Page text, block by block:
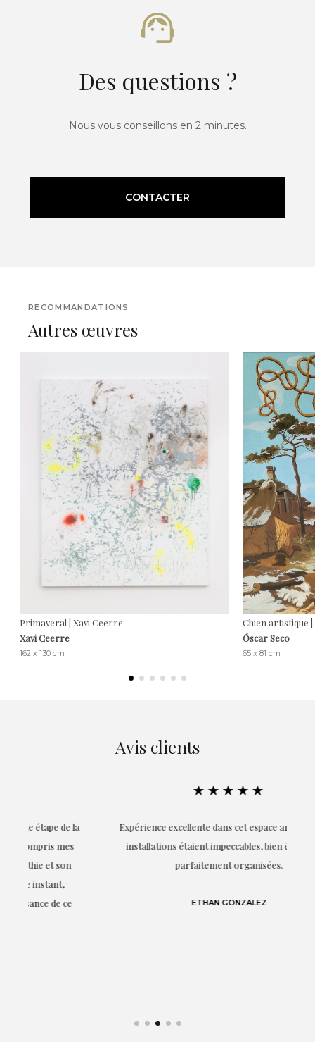
Des questions ?
Nous vous conseillons en 2 minutes.
CONTACTER
RECOMMANDATIONS
Autres œuvres
Primaveral | Xavi Ceerre
Xavi Ceerre
162 x 130 cm
Chien artistique |
Óscar Seco
65 x 81 cm
Avis clients
★★★★★
Expérience excellente dans cet espace artistique. Les
installations étaient impeccables, bien éclairées et
parfaitement organisées.
ETHAN GONZALEZ